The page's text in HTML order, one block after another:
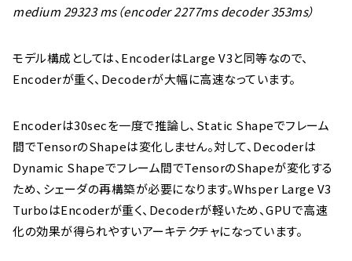
medium 29323 ms（encoder 2277ms decoder 353ms）
モデル構成としては、EncoderはLarge V3と同等なので、
Encoderが重く、Decoderが大幅に高速なっています。
Encoderは30secを一度で推論し、Static Shapeでフレーム
間でTensorのShapeは変化しません。対して、Decoderは
Dynamic Shapeでフレーム間でTensorのShapeが変化する
ため、シェーダの再構築が必要になります。Whsper Large V3
TurboはEncoderが重く、Decoderが軽いため、GPUで高速
化の効果が得られやすいアーキテクチャになっています。